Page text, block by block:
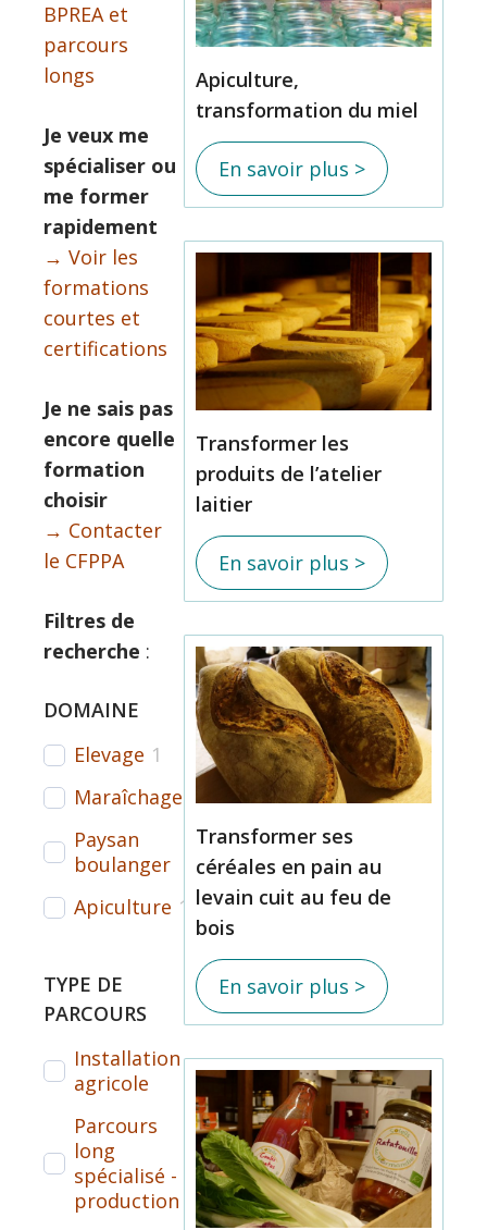
BPREA et
parcours
longs
Je veux me
spécialiser ou
me former
rapidement
→ Voir les
formations
courtes et
certifications
Je ne sais pas
encore quelle
formation
choisir
→ Contacter
le CFPPA
Filtres de
recherche :
DOMAINE
Elevage 1
Maraîchage 1
Paysan
boulanger
1
Apiculture 1
TYPE DE
PARCOURS
Installation
agricole
3
Parcours
long
spécialisé -
production
3
Apiculture,
transformation du miel
En savoir plus >
Transformer les
produits de l’atelier
laitier
En savoir plus >
Transformer ses
céréales en pain au
levain cuit au feu de
bois
En savoir plus >